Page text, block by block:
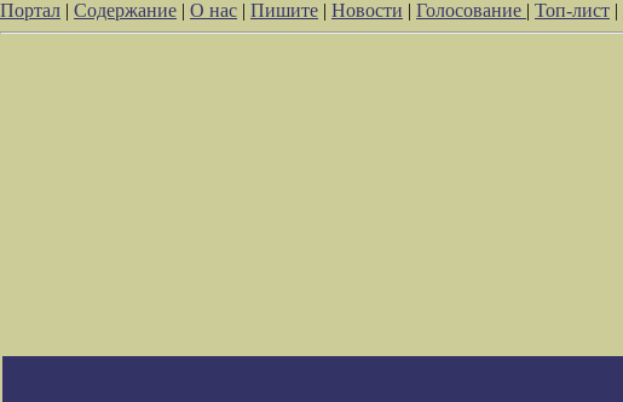
Портал | Содержание | О нас | Пишите | Новости | Голосование | Топ-лист |